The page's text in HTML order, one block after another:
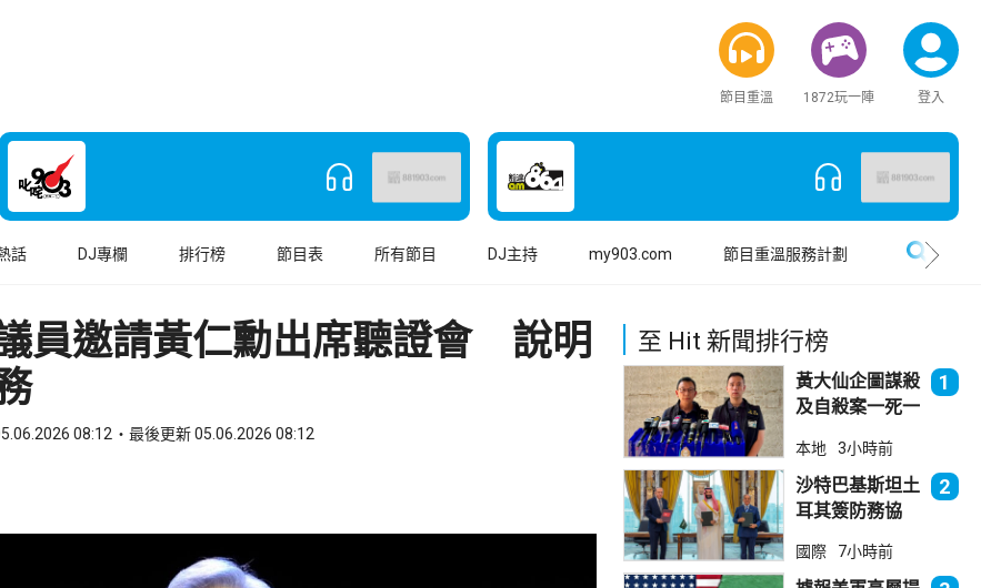
節目重溫 1872玩一陣 登入
話 DJ專欄 排行榜 節目表 所有節目 DJ主持 my903.com 節目重溫服務計劃
員邀請黃仁勳出席聽證會 說明
08:12 最後更新 05.06.2026 08:12
至 Hit 新聞排行榜
黃大仙企圖謀殺
及自殺案一死一
1
本地 3小時前
沙特巴基斯坦土
耳其簽防務協
林團結
2
國際 7小時前